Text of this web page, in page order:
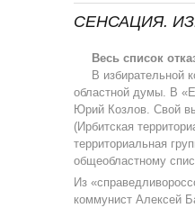
СЕНСАЦИЯ.
Весь список
В избирательной
областной думы. В
Юрий Козлов. Свой
(Ирбитская
территориальная
общеобластному
Из
коммунист Алексей